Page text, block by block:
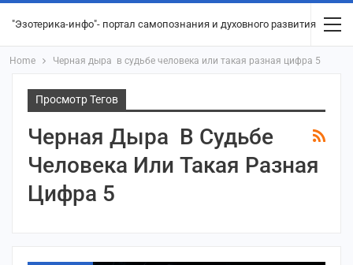
"Эзотерика-инфо"- портал самопознания и духовного развития
Home Черная дыра в судьбе человека или такая разная цифра 5
Просмотр Тегов
Черная Дыра В Судьбе
Человека Или Такая Разная
Цифра 5